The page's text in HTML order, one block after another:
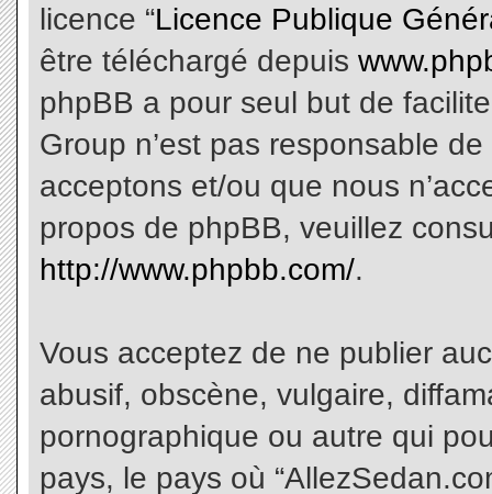
licence “Licence Publique
être téléchargé depuis
phpBB a pour seul but de
Group n’est pas responsable
acceptons et/ou que nous
propos de phpBB, veuillez
http://www.phpbb.com/.
Vous acceptez de ne publier
abusif, obscène, vulgaire,
pornographique ou autre qui
pays, le pays où